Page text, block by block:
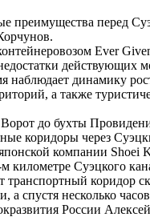
преимущества перед
Ever
действующих
наблюдает динамику
а также
до бухты
коридоры через
компании Shoei
километре Суэцкого
транспортный коридор
а спустя несколько
России